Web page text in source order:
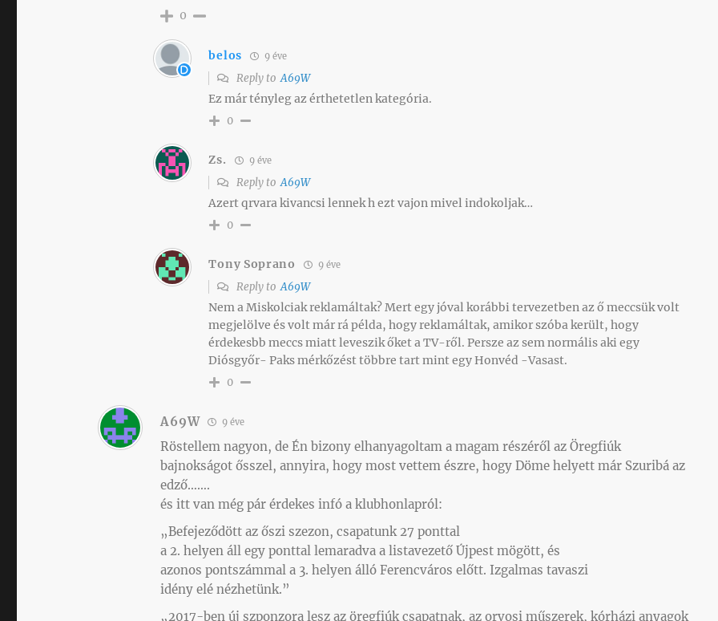
0
belos 9 éve
Reply toA69W
Ez már tényleg az érthetetlen kategória.
0
Zs. 9 éve
Reply toA69W
Azert qrvara kivancsi lennek h ezt vajon mivel indokoljak…
0
Tony Soprano 9 éve
Reply toA69W
Nem a Miskolciak reklamáltak? Mert egy jóval korábbi tervezetben az ő meccsük volt
megjelölve és volt már rá példa, hogy reklamáltak, amikor szóba került, hogy
érdekesbb meccs miatt leveszik őket a TV-ről. Persze az sem normális aki egy
Diósgyőr- Paks mérkőzést többre tart mint egy Honvéd -Vasast.
0
A69W 9 éve
Röstellem nagyon, de Én bizony elhanyagoltam a magam részéről az Öregfiúk
bajnokságot ősszel, annyira, hogy most vettem észre, hogy Döme helyett már Szuribá az
edző…….
és itt van még pár érdekes infó a klubhonlapról:
„Befejeződött az őszi szezon, csapatunk 27 ponttal
a 2. helyen áll egy ponttal lemaradva a listavezető Újpest mögött, és
azonos pontszámmal a 3. helyen álló Ferencváros előtt. Izgalmas tavaszi
idény elé nézhetünk.”
„2017-ben új szponzora lesz az öregfiúk csapatnak, az orvosi műszerek, kórházi anyagok